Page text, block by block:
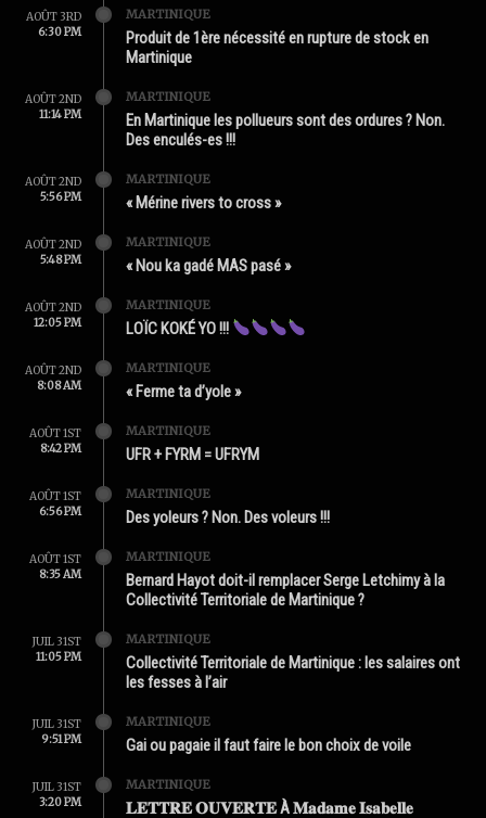
AOÛT 3RD
6:30 PM
MARTINIQUE
Produit de 1ère nécessité en rupture de stock en
Martinique
AOÛT 2ND
11:14 PM
MARTINIQUE
En Martinique les pollueurs sont des ordures ? Non.
Des enculés-es !!!
AOÛT 2ND
5:56 PM
MARTINIQUE
« Mérine rivers to cross »
AOÛT 2ND
5:48 PM
MARTINIQUE
« Nou ka gadé MAS pasé »
AOÛT 2ND
12:05 PM
MARTINIQUE
LOÏC KOKÉ YO !!!
AOÛT 2ND
8:08 AM
MARTINIQUE
« Ferme ta d’yole »
AOÛT 1ST
8:42 PM
MARTINIQUE
UFR + FYRM = UFRYM
AOÛT 1ST
6:56 PM
MARTINIQUE
Des yoleurs ? Non. Des voleurs !!!
AOÛT 1ST
8:35 AM
MARTINIQUE
Bernard Hayot doit-il remplacer Serge Letchimy à la
Collectivité Territoriale de Martinique ?
JUIL 31ST
11:05 PM
MARTINIQUE
Collectivité Territoriale de Martinique : les salaires ont
les fesses à l’air
JUIL 31ST
9:51 PM
MARTINIQUE
Gai ou pagaie il faut faire le bon choix de voile
JUIL 31ST
3:20 PM
MARTINIQUE
𝐋𝐄𝐓𝐓𝐑𝐄 𝐎𝐔𝐕𝐄𝐑𝐓𝐄 À 𝐌𝐚𝐝𝐚𝐦𝐞 𝐈𝐬𝐚𝐛𝐞𝐥𝐥𝐞